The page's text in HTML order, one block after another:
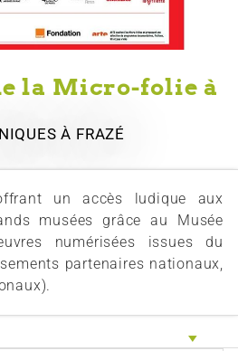
la Micro-folie à
À FRAZÉ
un accès ludique aux
musées grâce au Musée
numérisées issues du
partenaires nationaux,